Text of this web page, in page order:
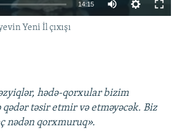
ISTIFADƏ
TELEFONUNUZDA
saytları
14:15
Yeni İl çıxışı
hədə-qorxular bizim
təsir etmir və etməyəcək. Biz
nədən qorxmuruq».